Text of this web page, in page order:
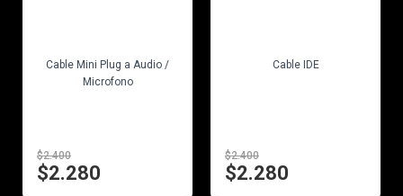
Cable Mini Plug a Audio /
Microfono
$2.400
$2.280
Cable IDE
$2.400
$2.280